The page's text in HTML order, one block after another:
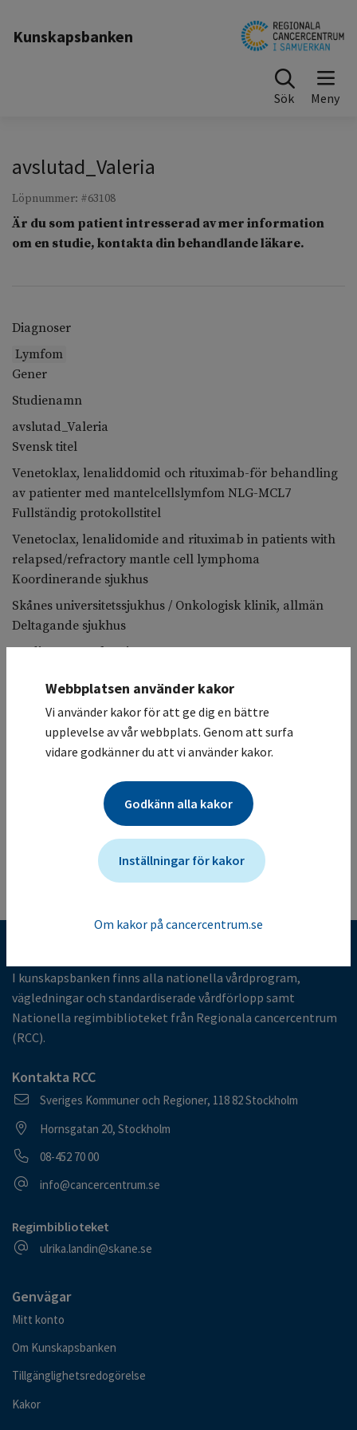
Kunskapsbanken
Sök
avslutad_Valeria
Löpnummer: #63108
Är du som patient intresserad av mer information
om en studie, kontakta din behandlande läkare.
Diagnoser
Lymfom
Gener
Studienamn
avslutad_Valeria
Svensk titel
Venetoklax, lenaliddomid och rituximab-för behandling
av patienter med mantelcellslymfom NLG-MCL7
Fullständig protokollstitel
Venetoclax, lenalidomide and rituximab in patients with
relapsed/refractory mantle cell lymphoma
Koordinerande sjukhus
Skånes universitetssjukhus / Onkologisk klinik, allmän
Deltagande sjukhus
Studiesammanfattning
mantelcellslymfom, med en ny kombination av
läkemedel: venetoclax, lenalidomid och rituximab.
Studien undersöker också möjligheten av responsstyrd
behandling utefter molekylär remission i blod/benmärg
Mer information om studien för vårdgivare
Studien ändrades senast: (2025-05-05)
Tillbaka till listan
Webbplatsen använder kakor
Vi använder kakor för att ge dig en bättre
upplevelse av vår webbplats. Genom att surfa
vidare godkänner du att vi använder kakor.
Godkänn alla kakor
Inställningar för kakor
Om kakor på cancercentrum.se
I kunskapsbanken finns alla nationella vårdprogram,
vägledningar och standardiserade vårdförlopp samt
Nationella regimbiblioteket från Regionala cancercentrum
(RCC).
Kontakta RCC
Postadress
Sveriges Kommuner och Regioner, 118 82 Stockholm
Besöksadress
Hornsgatan 20, Stockholm
Telefonnummer
08-452 70 00
E-postadress
info@cancercentrum.se
Regimbiblioteket
E-postadress
ulrika.landin@skane.se
Genvägar
Mitt konto
Om Kunskapsbanken
Tillgänglighetsredogörelse
Kakor